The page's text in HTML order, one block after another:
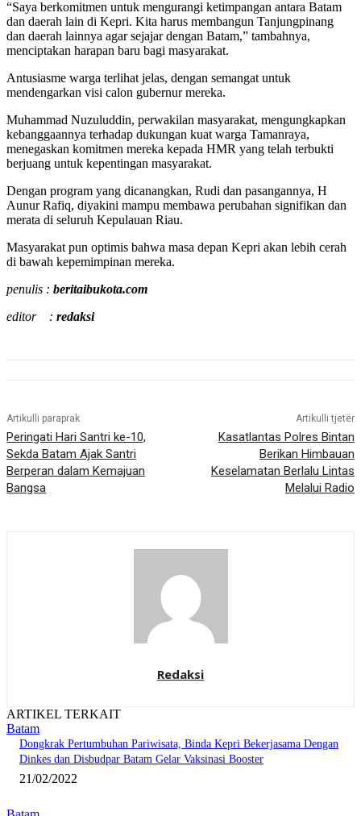
“Saya berkomitmen untuk mengurangi ketimpangan antara Batam
dan daerah lain di Kepri. Kita harus membangun Tanjungpinang
dan daerah lainnya agar sejajar dengan Batam,” tambahnya,
menciptakan harapan baru bagi masyarakat.
Antusiasme warga terlihat jelas, dengan semangat untuk
mendengarkan visi calon gubernur mereka.
Muhammad Nuzuluddin, perwakilan masyarakat, mengungkapkan
kebanggaannya terhadap dukungan kuat warga Tamanraya,
menegaskan komitmen mereka kepada HMR yang telah terbukti
berjuang untuk kepentingan masyarakat.
Dengan program yang dicanangkan, Rudi dan pasangannya, H
Aunur Rafiq, diyakini mampu membawa perubahan signifikan dan
merata di seluruh Kepulauan Riau.
Masyarakat pun optimis bahwa masa depan Kepri akan lebih cerah
di bawah kepemimpinan mereka.
penulis : beritaibukota.com
editor : redaksi
Artikulli paraprak
Peringati Hari Santri ke-10,
Sekda Batam Ajak Santri
Berperan dalam Kemajuan
Bangsa
Artikulli tjetër
Kasatlantas Polres Bintan
Berikan Himbauan
Keselamatan Berlalu Lintas
Melalui Radio
Redaksi
ARTIKEL TERKAIT
Batam
Dongkrak Pertumbuhan Pariwisata, Binda Kepri Bekerjasama Dengan
Dinkes dan Disbudpar Batam Gelar Vaksinasi Booster
21/02/2022